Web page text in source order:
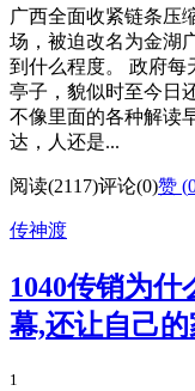
广西全面收紧链条压
场，被迫改名为金湖
到什么程度。 政府每
亭子，貌似时至今日
不像里面的各种解读
达，人还是...
阅读(2117)评论(0)赞 (
传神渡
1040传销为
幕,还让自己
1